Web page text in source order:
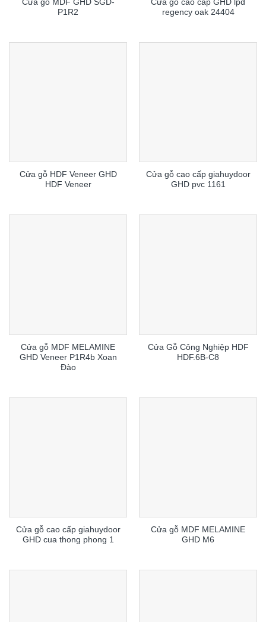
Cửa gỗ MDF GHD SGD-
P1R2
Cửa gỗ cao cấp GHD lpd
regency oak 24404
Cửa gỗ HDF Veneer GHD
HDF Veneer
Cửa gỗ cao cấp giahuydoor
GHD pvc 1161
Cửa gỗ MDF MELAMINE
GHD Veneer P1R4b Xoan
Đào
Cửa Gỗ Công Nghiệp HDF
HDF.6B-C8
Cửa gỗ cao cấp giahuydoor
GHD cua thong phong 1
Cửa gỗ MDF MELAMINE
GHD M6